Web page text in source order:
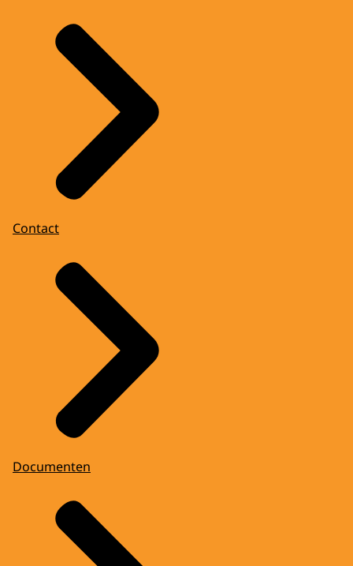
Contact
Documenten